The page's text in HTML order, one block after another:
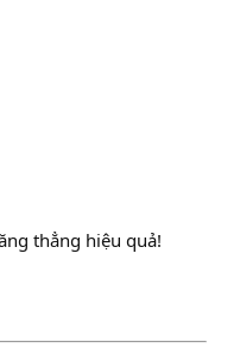
thẳng hiệu quả!